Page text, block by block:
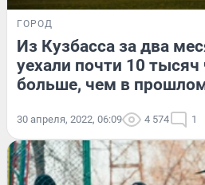
ГОРОД
Из Кузбасса за два
уехали почти 10
больше, чем в
30 апреля, 2022, 06:09 4 574 1